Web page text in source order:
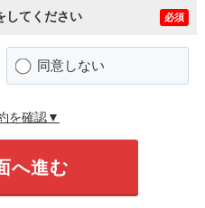
してください 必須
同意しない
を確認▼